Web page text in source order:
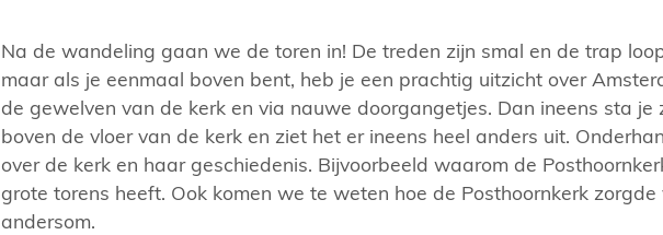
Na de wandeling gaan we de toren in! De treden zijn smal en de trap
maar als je eenmaal boven bent, heb je een prachtig uitzicht over
de gewelven van de kerk en via nauwe doorgangetjes. Dan ineens sta je
boven de vloer van de kerk en ziet het er ineens heel anders uit.
over de kerk en haar geschiedenis. Bijvoorbeeld waarom de
grote torens heeft. Ook komen we te weten hoe de Posthoornkerk
andersom.